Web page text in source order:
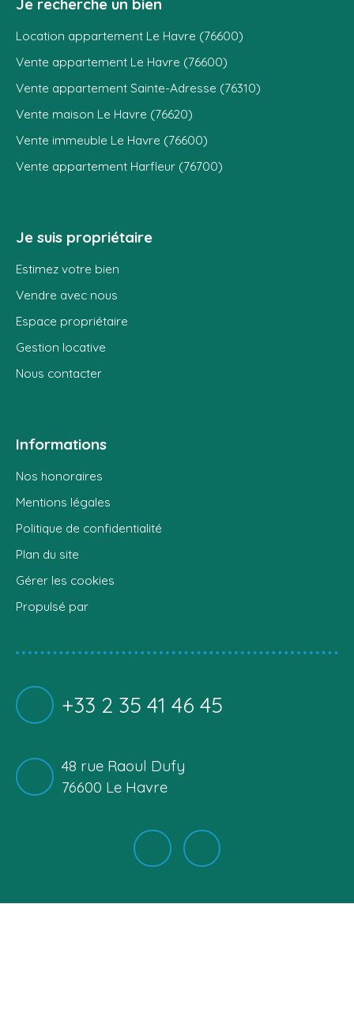
Je recherche un bien
Location appartement Le Havre (76600)
Vente appartement Le Havre (76600)
Vente appartement Sainte-Adresse (76310)
Vente maison Le Havre (76620)
Vente immeuble Le Havre (76600)
Vente appartement Harfleur (76700)
Je suis propriétaire
Estimez votre bien
Vendre avec nous
Espace propriétaire
Gestion locative
Nous contacter
Informations
Nos honoraires
Mentions légales
Politique de confidentialité
Plan du site
Gérer les cookies
Propulsé par
+33 2 35 41 46 45
48 rue Raoul Dufy
76600 Le Havre